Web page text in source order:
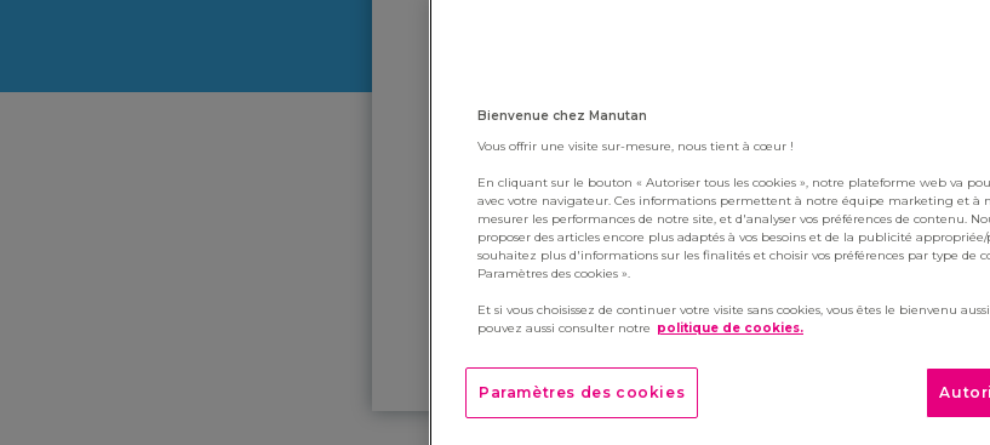
Bienvenue chez Manutan
Vous offrir une visite sur-mesure, nous tient à cœur !
En cliquant sur le bouton « Autoriser tous les cookies », notre plateforme web va
avec votre navigateur. Ces informations permettent à notre équipe marketing et à
mesurer les performances de notre site, et d'analyser vos préférences de contenu.
proposer des articles encore plus adaptés à vos besoins et de la publicité appropriée/
souhaitez plus d'informations sur les finalités et choisir vos préférences par type de
Paramètres des cookies ».
Et si vous choisissez de continuer votre visite sans cookies, vous êtes le bienvenu
pouvez aussi consulter notre politique de cookies.
Paramètres des cookies